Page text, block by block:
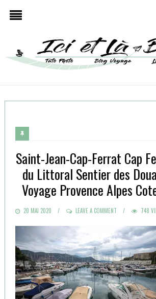
Saint-Jean-Cap-Ferrat Cap
du Littoral Sentier des
Voyage Provence Alpes
POSTED
20 MAI 2020 LEAVE A COMMENT 748